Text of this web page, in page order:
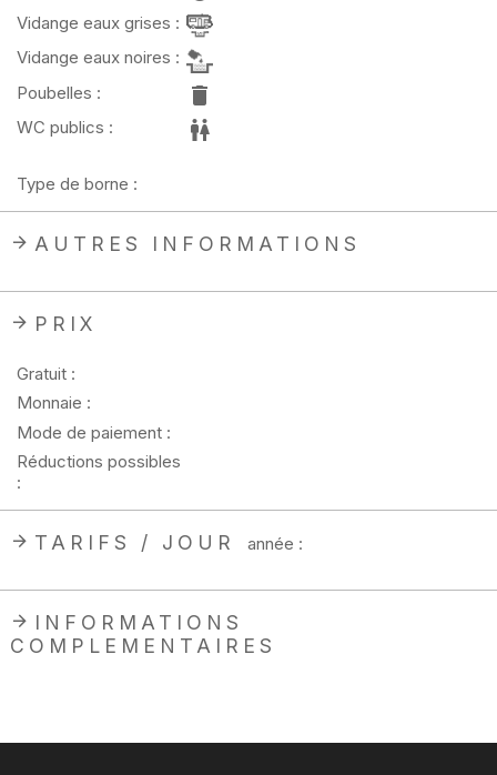
Vidange eaux grises :
Vidange eaux noires :
Poubelles :
WC publics :
Type de borne :
AUTRES INFORMATIONS
PRIX
Gratuit :
Monnaie :
Mode de paiement :
Réductions possibles
:
TARIFS / JOUR année :
INFORMATIONS
COMPLEMENTAIRES